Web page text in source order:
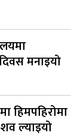
मनाइयो
हिमपहिरोमा
ल्याइयो